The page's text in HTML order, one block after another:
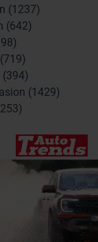
(1237)
(642)
(1429)